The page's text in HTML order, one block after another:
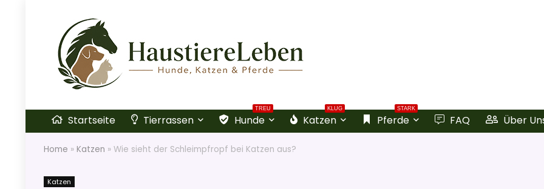
Startseite Tierrassen
TREU
Hunde
KLUG
Katzen
STARK
Pferde FAQ Über
Home » Katzen » Wie sieht der Schleimpfropf bei Katzen aus?
Katzen